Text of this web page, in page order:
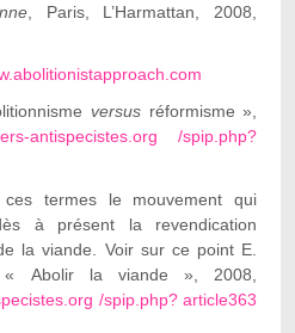
, Paris, L’Harmattan, 2008,
versus réformisme »,
antispecistes.org /spip.php?
termes le mouvement qui
à présent la revendication
la viande. Voir sur ce point E.
Abolir la viande », 2008,
/spip.php? article363